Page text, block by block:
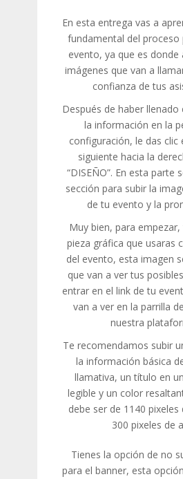
En esta entrega vas a
fundamental del proceso
evento, ya que es donde
imágenes que van a
confianza de tus
Después de haber
la información en la
configuración, le das clic
siguiente hacia la
“DISEÑO”. En esta parte
sección para subir la
de tu evento y la
Muy bien, para empezar,
pieza gráfica que usaras
del evento, esta imagen
que van a ver tus
entrar en el link de tu
van a ver en la parrilla
nuestra
Te recomendamos subir
la información básica
llamativa, un título en
legible y un color
debe ser de 1140
300 pixeles de
Tienes la opción de no
para el banner, esta